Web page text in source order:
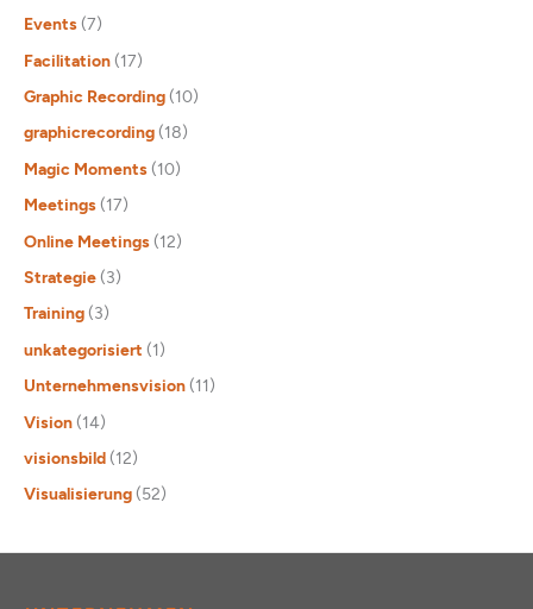
Events (7)
Facilitation (17)
Graphic Recording (10)
graphicrecording (18)
Magic Moments (10)
Meetings (17)
Online Meetings (12)
Strategie (3)
Training (3)
unkategorisiert (1)
Unternehmensvision (11)
Vision (14)
visionsbild (12)
Visualisierung (52)